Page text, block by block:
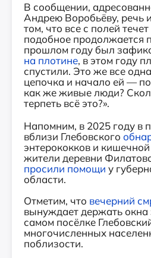
В сообщении,
Андрею Воробьёву, речь
том, что все с полей
подобное продолжается
прошлом году был
на плотине, в этом году
спустили. Это же все
цепочка и начало ей —
как же живые люди?
терпеть всё это?».
Напомним, в 2025 году в
вблизи Глебовского
энтерококков и
жители деревни
просили помощи у
области.
Отметим, что вечерний
вынуждает держать
самом посёлке
многочисленных
поблизости.